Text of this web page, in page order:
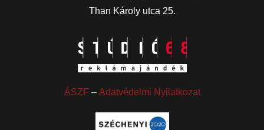
Than Károly utca 25.
ÁSZF – Adatvédelmi Nyilatkozat